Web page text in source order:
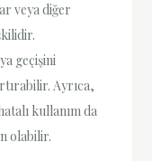
veya diğer
geçişini
Ayrıca,
kullanım da
olabilir.